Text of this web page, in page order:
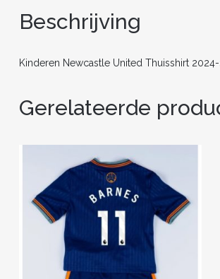
Beschrijving
Kinderen Newcastle United Thuisshirt
Gerelateerde